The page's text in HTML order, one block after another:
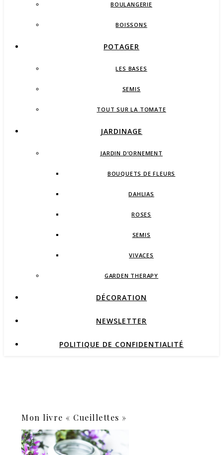
BOULANGERIE
BOISSONS
POTAGER
LES BASES
SEMIS
TOUT SUR LA TOMATE
JARDINAGE
JARDIN D’ORNEMENT
BOUQUETS DE FLEURS
DAHLIAS
ROSES
SEMIS
VIVACES
GARDEN THERAPY
DÉCORATION
NEWSLETTER
POLITIQUE DE CONFIDENTIALITÉ
Mon livre « Cueillettes »